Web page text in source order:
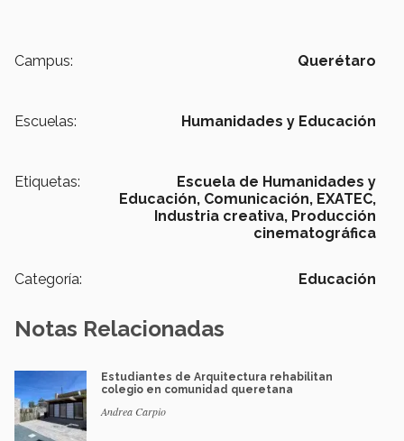
Campus: Querétaro
Escuelas: Humanidades y Educación
Etiquetas:
Escuela de Humanidades y
Educación, Comunicación, EXATEC,
Industria creativa, Producción
cinematográfica
Categoría: Educación
Notas Relacionadas
Estudiantes de Arquitectura rehabilitan
colegio en comunidad queretana
Andrea Carpio